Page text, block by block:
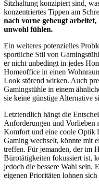
Sitzhaltung konzipiert sind,
konzentriertes Tippen am
nach vorne gebeugt
unwohl fühlen.
Ein weiteres potenzielles
sportliche Stil von
er nicht unbedingt in jedes
Homeoffice in einen
Look störend wirken. Auch
Gamingstühle in einem
sie keine günstige Alternative
Letztendlich hängt die
Anforderungen und Vorlieben
Komfort und eine coole Optik
Gaming wechselt, könnte mit
treffen. Für jemanden, der im
Bürotätigkeiten fokussiert ist,
jedoch die bessere Wahl sein.
eigenen Prioritäten lohnen